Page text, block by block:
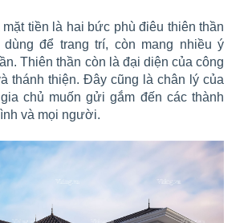
tiền là hai bức phù điêu thiên thần
để trang trí, còn mang nhiều ý
Thiên thần còn là đại diện của công
thánh thiện. Đây cũng là chân lý của
chủ muốn gửi gắm đến các thành
và mọi người.